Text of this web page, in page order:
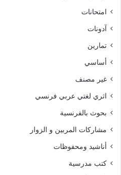
امتحانات
آدونات
تمارين
أساسي
غير مصنف
اثري لغتي عربي فرنسي
بحوث بالفرنسية
مشاركات المربين و الزوار
أناشيد ومحفوظات
كتب مدرسية